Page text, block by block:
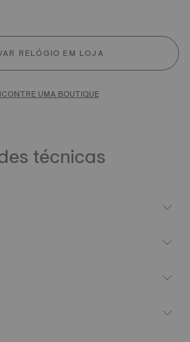
RELÓGIO EM LOJA
UMA BOUTIQUE
técnicas